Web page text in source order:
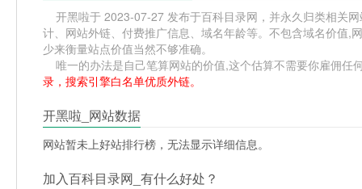
开黑啦于 2023-07-27 发布于百科目录网，并永久归类相关
计、网站外链、付费推广信息、域名年龄等。不包含域名价值
少来衡量站点价值当然不够准确。
唯一的办法是自己笔算网站的价值,这个估算不需要你雇佣任
录，搜索引擎白名单优质外链。
开黑啦_网站数据
网站暂未上好站排行榜，无法显示详细信息。
加入百科目录网_有什么好处？